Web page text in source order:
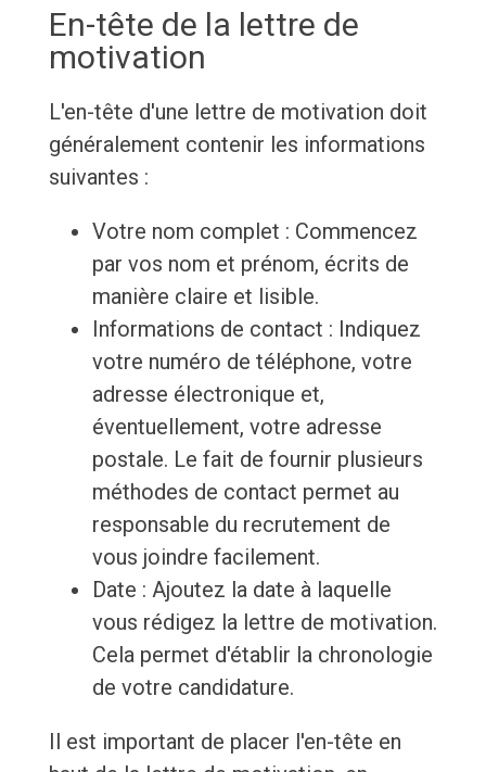
En-tête de la lettre de
motivation
L'en-tête d'une lettre de motivation doit
généralement contenir les informations
suivantes :
Votre nom complet : Commencez
par vos nom et prénom, écrits de
manière claire et lisible.
Informations de contact : Indiquez
votre numéro de téléphone, votre
adresse électronique et,
éventuellement, votre adresse
postale. Le fait de fournir plusieurs
méthodes de contact permet au
responsable du recrutement de
vous joindre facilement.
Date : Ajoutez la date à laquelle
vous rédigez la lettre de motivation.
Cela permet d'établir la chronologie
de votre candidature.
Il est important de placer l'en-tête en